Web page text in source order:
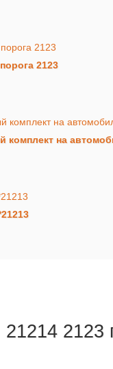
2123
комплект на
21214 2123